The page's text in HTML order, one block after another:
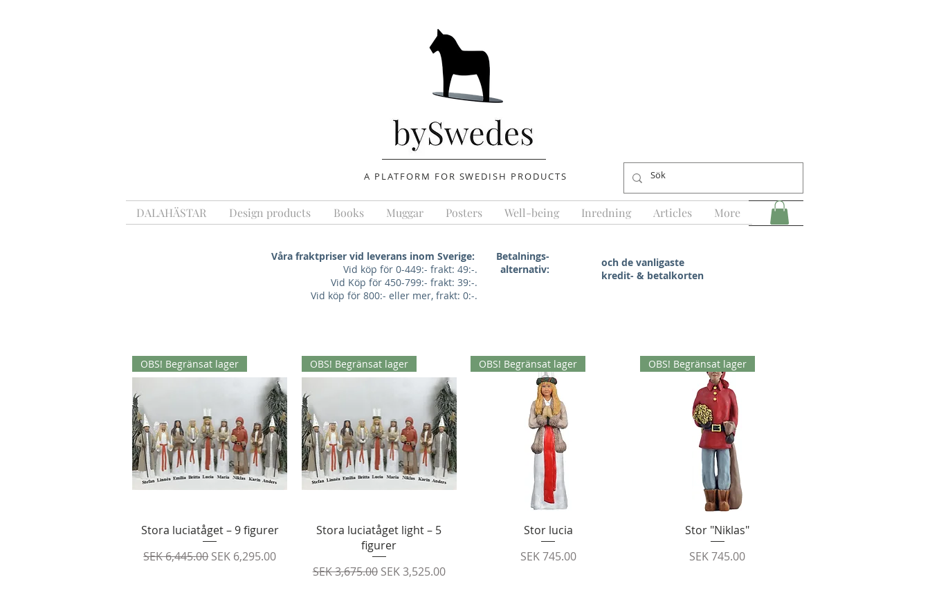
A PLATFORM FOR SWEDISH PRODUCTS
DALAHÄSTAR Design products Books Muggar Posters Well-being Inredning Articles More
Quick View
OBS! Begränsat lager
Stora luciatåget – 9 figurer
Regular Price
SEK 6,445.00 Sale Price
SEK 6,295.00
Quick View
OBS! Begränsat lager
Stora luciatåget light – 5
figurer
Regular Price
SEK 3,675.00 Sale Price
SEK 3,525.00
Quick View
OBS! Begränsat lager
Stor lucia
Price
SEK 745.00
Quick View
OBS! Begränsat lager
Stor "Niklas"
Price
SEK 745.00
Våra fraktpriser vid leverans inom Sverige:
Vid köp för 0-449:- frakt: 49:-.
Vid Köp för 450-799:- frakt: 39:-.
Vid köp för 800:- eller mer, frakt: 0:-.
och de vanligaste
kredit- & betalkorten
Betalnings-
alternativ: